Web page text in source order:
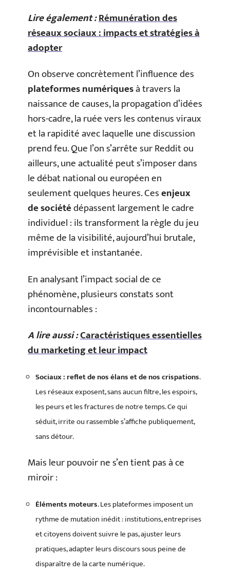
Lire également :Rémunération des
réseaux sociaux : impacts et stratégies à
adopter
On observe concrètement l’influence des
plateformes numériquesà travers la
naissance de causes, la propagation d’idées
hors-cadre, la ruée vers les contenus viraux
et la rapidité avec laquelle une discussion
prend feu. Que l’on s’arrête sur Reddit ou
ailleurs, une actualité peut s’imposer dans
le débat national ou européen en
seulement quelques heures. Cesenjeux
de sociétédépassent largement le cadre
individuel : ils transforment la règle du jeu
même de la visibilité, aujourd’hui brutale,
imprévisible et instantanée.
En analysant l’impact social de ce
phénomène, plusieurs constats sont
incontournables :
A lire aussi :Caractéristiques essentielles
du marketing et leur impact
Sociaux : reflet de nos élans et de nos crispations.
Les réseaux exposent, sans aucun filtre, les espoirs,
les peurs et les fractures de notre temps. Ce qui
séduit, irrite ou rassemble s’affiche publiquement,
sans détour.
Mais leur pouvoir ne s’en tient pas à ce
miroir :
Éléments moteurs. Les plateformes imposent un
rythme de mutation inédit : institutions, entreprises
et citoyens doivent suivre le pas, ajuster leurs
pratiques, adapter leurs discours sous peine de
disparaître de la carte numérique.